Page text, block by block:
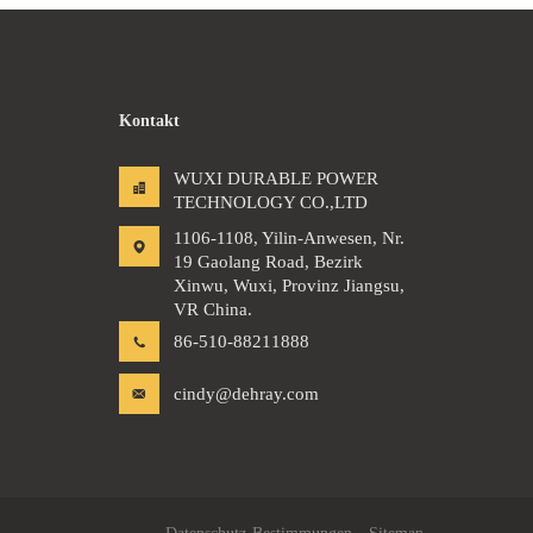
Kontakt
WUXI DURABLE POWER
TECHNOLOGY CO.,LTD
1106-1108, Yilin-Anwesen, Nr.
19 Gaolang Road, Bezirk
Xinwu, Wuxi, Provinz Jiangsu,
VR China.
86-510-88211888
cindy@dehray.com